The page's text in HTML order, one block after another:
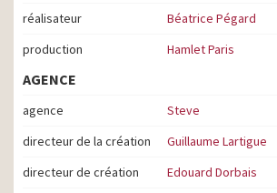
réalisateur
Béatrice Pégard
production
Hamlet Paris
AGENCE
agence
Steve
directeur de la création
Guillaume Lartigue
directeur de création
Edouard Dorbais